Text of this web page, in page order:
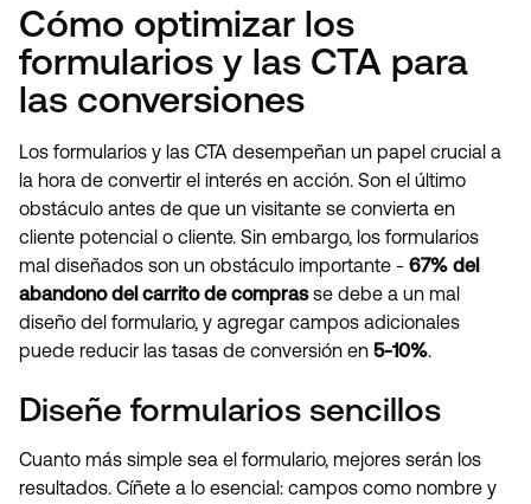
Cómo optimizar los
formularios y las CTA para
las conversiones
Los formularios y las CTA desempeñan un papel crucial a
la hora de convertir el interés en acción. Son el último
obstáculo antes de que un visitante se convierta en
cliente potencial o cliente. Sin embargo, los formularios
mal diseñados son un obstáculo importante - 67% del
abandono del carrito de comprasse debe a un mal
diseño del formulario, y agregar campos adicionales
puede reducir las tasas de conversión en 5-10%.
Diseñe formularios sencillos
Cuanto más simple sea el formulario, mejores serán los
resultados. Cíñete a lo esencial: campos como nombre y